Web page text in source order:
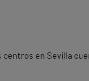
centros en Sevilla